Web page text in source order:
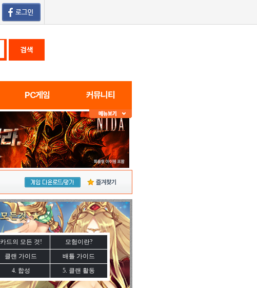
검색
PC게임 커뮤니티
즐겨찾기
카드의 모든 것!
모험이란?
클랜 가이드
배틀 가이드
4. 합성 5. 클랜 활동